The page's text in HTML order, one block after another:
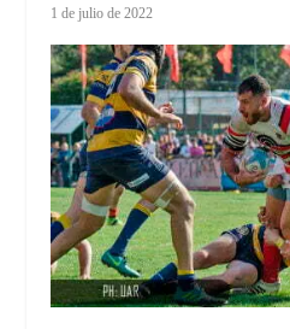
1 de julio de 2022